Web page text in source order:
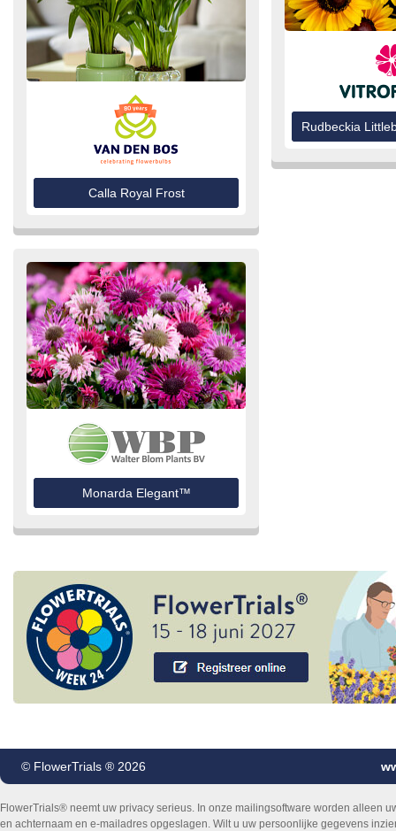
Calla Royal Frost
Monarda Elegant™
Rudbeckia
© FlowerTrials ® 2026
FlowerTrials® neemt uw privacy serieus. In onze mailingsoftware worden alleen
en achternaam en e-mailadres opgeslagen. Wilt u uw persoonlijke gegevens